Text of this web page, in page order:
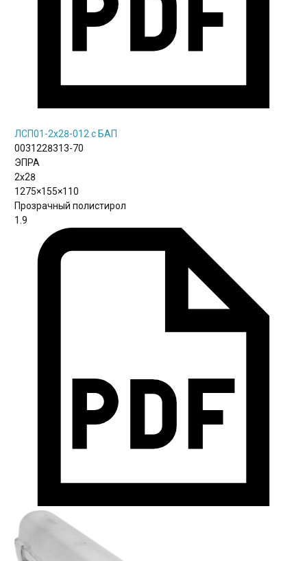
ЛСП01-2х28-012 с БАП
0031228313-70
ЭПРА
2х28
1275×155×110
Прозрачный полистирол
1.9